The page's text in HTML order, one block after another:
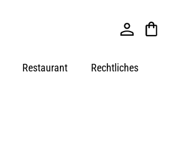
Restaurant Rechtliches